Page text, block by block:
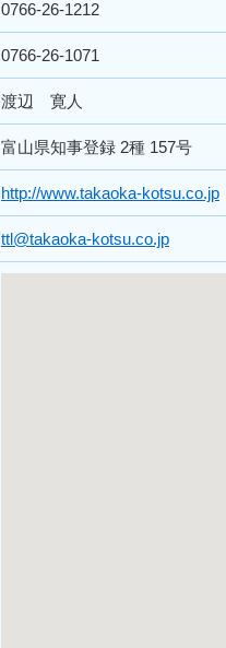
0766-26-1212
0766-26-1071
渡辺 寛人
富山県知事登録 2種 157号
http://www.takaoka-kotsu.co.jp
ttl@takaoka-kotsu.co.jp